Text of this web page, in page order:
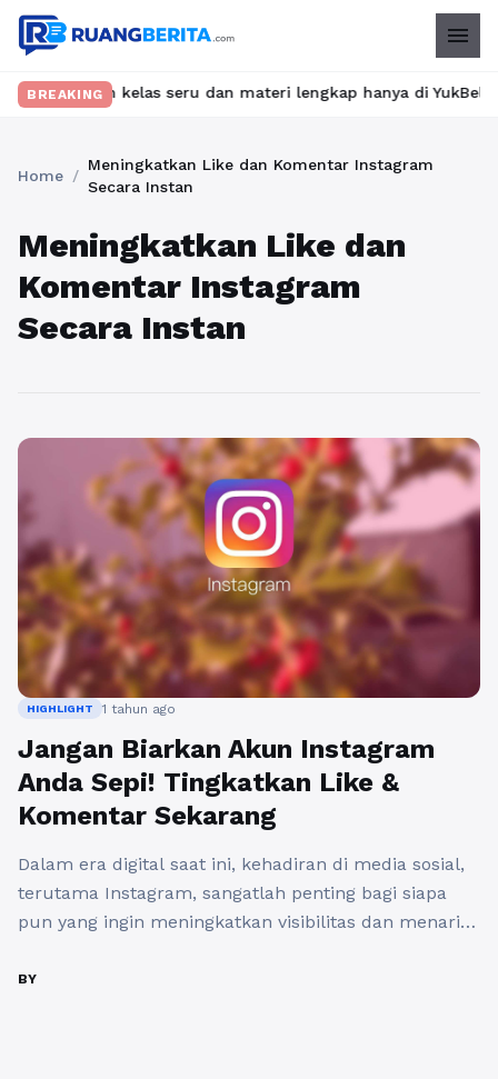
menu
BREAKING
kelas seru dan materi lengkap hanya di
Home /
Meningkatkan Like dan Komentar Instagram
Secara Instan
Meningkatkan Like dan
Komentar Instagram
Secara Instan
HIGHLIGHT 1 tahun ago
Jangan Biarkan Akun Instagram
Anda Sepi! Tingkatkan Like &
Komentar Sekarang
Dalam era digital saat ini, kehadiran di media sosial,
terutama Instagram, sangatlah penting bagi siapa
pun yang ingin meningkatkan visibilitas dan menarik
merasa frustrasi ketika posting-an mereka sedikit
BY